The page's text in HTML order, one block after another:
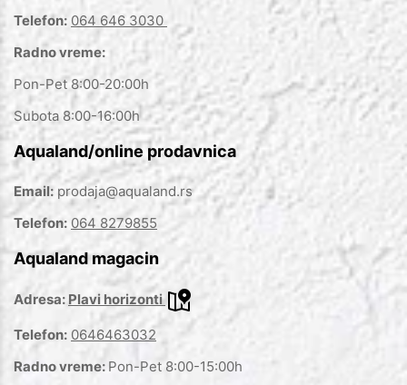
Telefon: 064 646 3030
Radno vreme:
Pon-Pet 8:00-20:00h
Subota 8:00-16:00h
Aqualand/online prodavnica
Email: prodaja@aqualand.rs
Telefon: 064 8279855
Aqualand magacin
Adresa: Plavi horizonti
Telefon: 0646463032
Radno vreme: Pon-Pet 8:00-15:00h